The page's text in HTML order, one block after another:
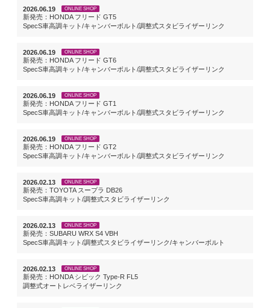
2026.06.19 ONLINE SHOP
新発売：HONDA フリード GT5
SpecS車高調キット/キャンバーボルト/調整式スタビライザーリンク
2026.06.19 ONLINE SHOP
新発売：HONDA フリード GT6
SpecS車高調キット/キャンバーボルト/調整式スタビライザーリンク
2026.06.19 ONLINE SHOP
新発売：HONDA フリード GT1
SpecS車高調キット/キャンバーボルト/調整式スタビライザーリンク
2026.06.19 ONLINE SHOP
新発売：HONDA フリード GT2
SpecS車高調キット/キャンバーボルト/調整式スタビライザーリンク
2026.02.13 ONLINE SHOP
新発売：TOYOTA スープラ DB26
SpecS車高調キット/調整式スタビライザーリンク
2026.02.13 ONLINE SHOP
新発売：SUBARU WRX S4 VBH
SpecS車高調キット/調整式スタビライザーリンク/キャンバーボルト
2026.02.13 ONLINE SHOP
新発売：HONDA シビック Type-R FL5
調整式オートレベライザーリンク